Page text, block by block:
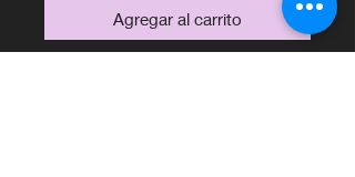
Agregar al carrito